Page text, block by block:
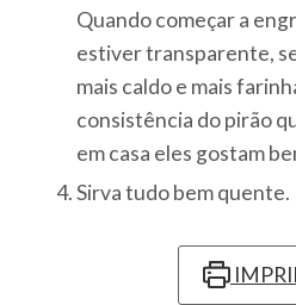
Quando começar a
estiver transparente,
mais caldo e mais
consistência do pirão
em casa eles gostam
Sirva tudo bem quente.